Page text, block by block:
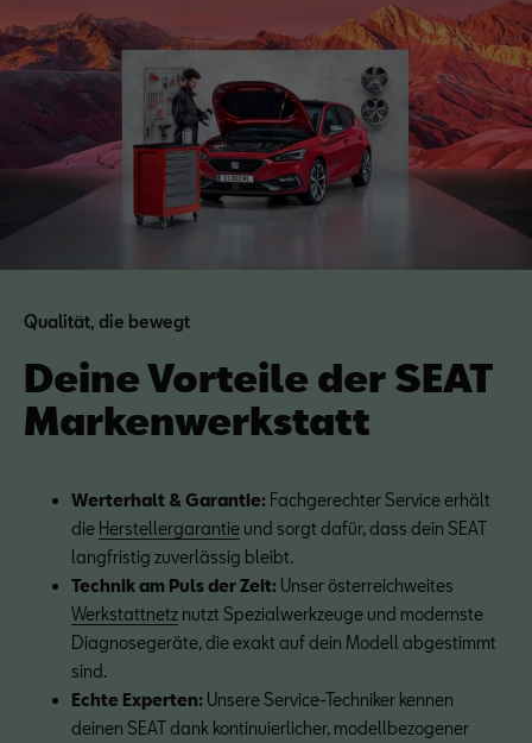
Qualität, die bewegt
Deine Vorteile der SEAT
Markenwerkstatt
Werterhalt & Garantie: Fachgerechter Service erhält
die Herstellergarantie und sorgt dafür, dass dein SEAT
langfristig zuverlässig bleibt.
Technik am Puls der Zeit:
Werkstattnetz nutzt Spezialwerkzeuge und modernste
Diagnosegeräte, die exakt auf dein Modell abgestimmt
sind.
Echte Experten: Unsere Service-Techniker kennen
deinen SEAT dank kontinuierlicher, modellbezogener